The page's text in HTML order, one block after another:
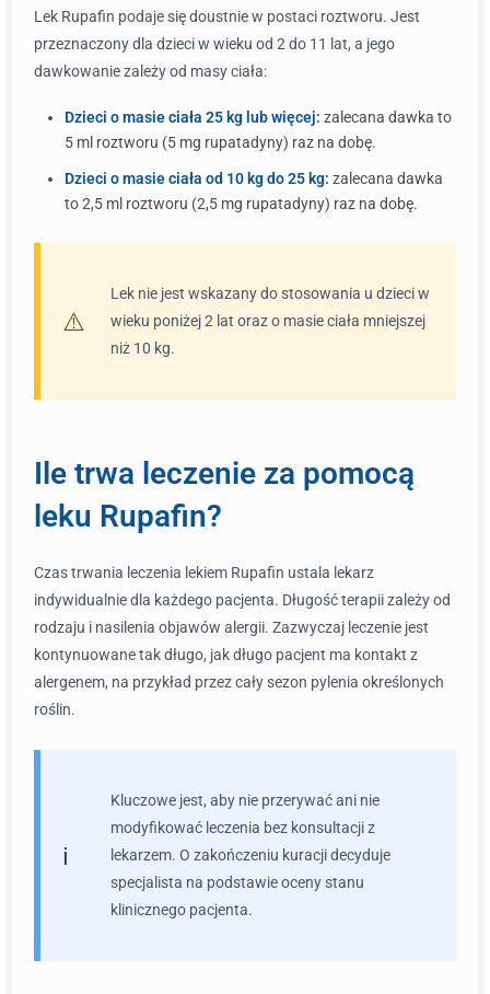
Lek Rupafin podaje się doustnie w postaci roztworu. Jest
przeznaczony dla dzieci w wieku od 2 do 11 lat, a jego
dawkowanie zależy od masy ciała:
Dzieci o masie ciała 25 kg lub więcej: zalecana dawka to
5 ml roztworu (5 mg rupatadyny) raz na dobę.
Dzieci o masie ciała od 10 kg do 25 kg: zalecana dawka
to 2,5 ml roztworu (2,5 mg rupatadyny) raz na dobę.
Lek nie jest wskazany do stosowania u dzieci w
wieku poniżej 2 lat oraz o masie ciała mniejszej
niż 10 kg.
Ile trwa leczenie za pomocą
leku Rupafin?
Czas trwania leczenia lekiem Rupafin ustala lekarz
indywidualnie dla każdego pacjenta. Długość terapii zależy od
rodzaju i nasilenia objawów alergii. Zazwyczaj leczenie jest
kontynuowane tak długo, jak długo pacjent ma kontakt z
alergenem, na przykład przez cały sezon pylenia określonych
roślin.
Kluczowe jest, aby nie przerywać ani nie
modyfikować leczenia bez konsultacji z
lekarzem. O zakończeniu kuracji decyduje
specjalista na podstawie oceny stanu
klinicznego pacjenta.